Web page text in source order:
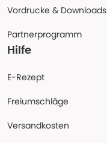
Vordrucke & Downloads
Partnerprogramm
Hilfe
E-Rezept
Freiumschläge
Versandkosten